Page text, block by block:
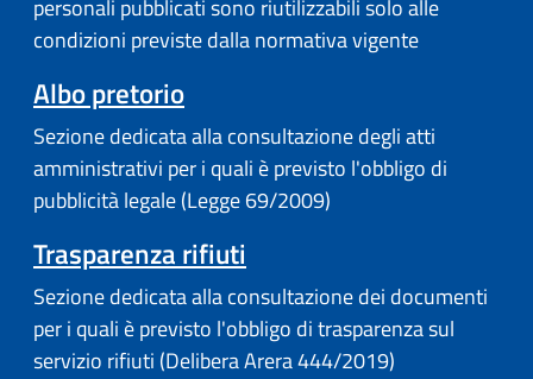
personali pubblicati sono riutilizzabili solo alle
condizioni previste dalla normativa vigente
Albo pretorio(apre in un'altra scheda).
Sezione dedicata alla consultazione degli atti
amministrativi per i quali è previsto l'obbligo di
pubblicità legale (Legge 69/2009)
Trasparenza rifiuti
Sezione dedicata alla consultazione dei documenti
per i quali è previsto l'obbligo di trasparenza sul
servizio rifiuti (Delibera Arera 444/2019)